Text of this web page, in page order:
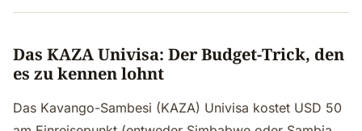
Das KAZA Univisa: Der Budget-Trick, den
es zu kennen lohnt
Das Kavango-Sambesi (KAZA) Univisa kostet USD 50